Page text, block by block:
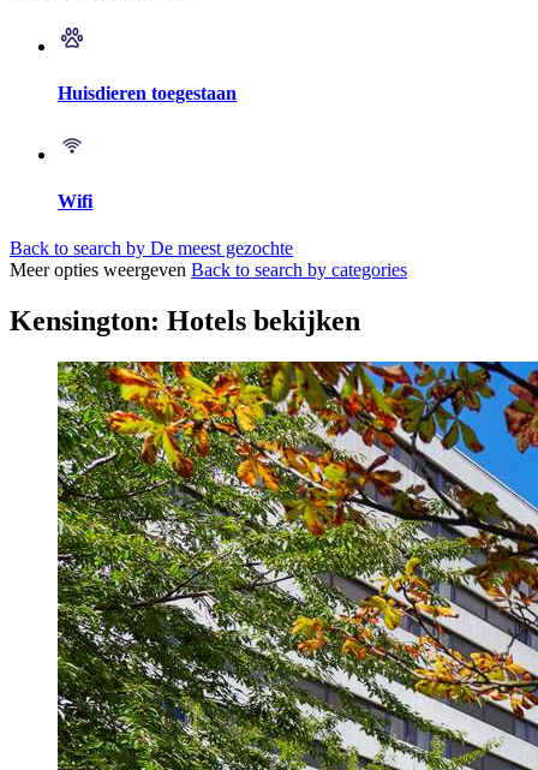
Huisdieren toegestaan
Wifi
Back to search by De meest gezochte
Meer opties weergeven Back to search by categories
Kensington: Hotels bekijken